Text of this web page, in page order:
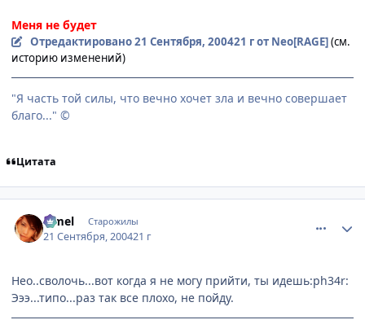
Меня не будет
Отредактировано21 Сентября, 200421 гот Neo[RAGE](см.
историю изменений)
"Я часть той силы, что вечно хочет зла и вечно совершает
благо..." ©
Цитата
Limel Старожилы
21 Сентября, 200421 г
Нео..сволочь...вот когда я не могу прийти, ты идешь:ph34r:
Эээ...типо...раз так все плохо, не пойду.